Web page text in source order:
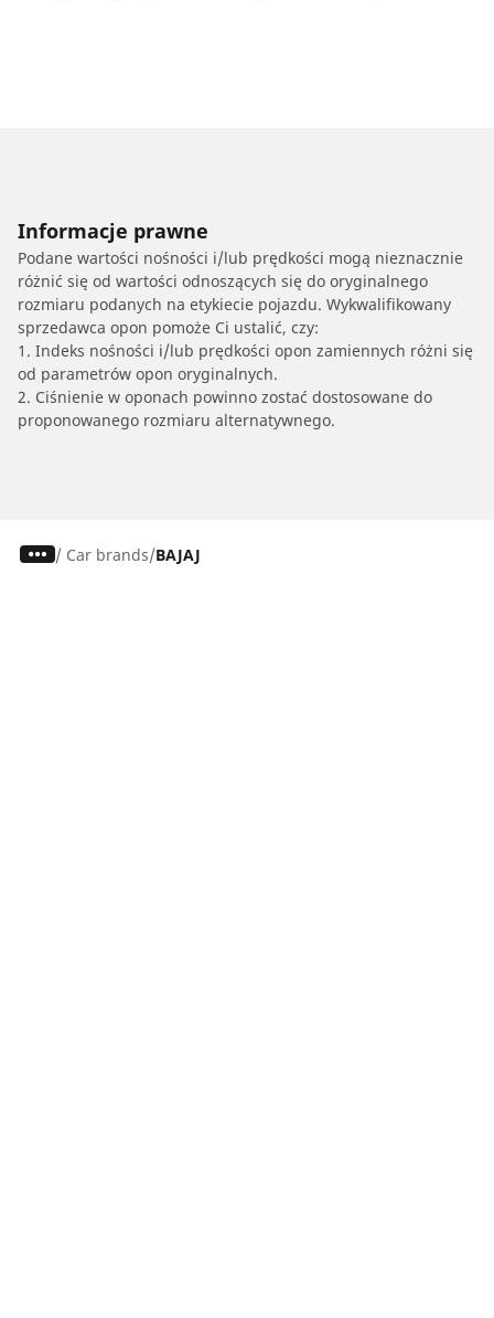
Informacje prawne
Podane wartości nośności i/lub prędkości mogą nieznacznie
różnić się od wartości odnoszących się do oryginalnego
rozmiaru podanych na etykiecie pojazdu. Wykwalifikowany
sprzedawca opon pomoże Ci ustalić, czy:
1. Indeks nośności i/lub prędkości opon zamiennych różni się
od parametrów opon oryginalnych.
2. Ciśnienie w oponach powinno zostać dostosowane do
proponowanego rozmiaru alternatywnego.
/ Car brands BAJAJ